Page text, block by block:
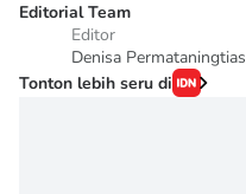
Editorial Team
Editor
Denisa Permataningtias
Tonton lebih seru di